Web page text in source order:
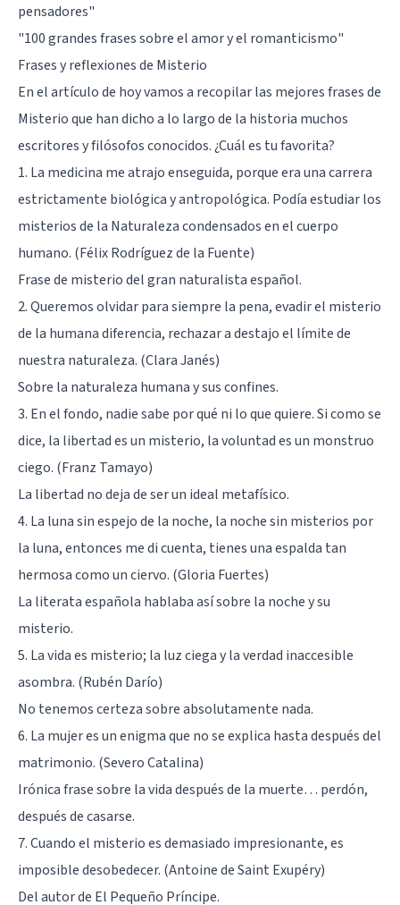
pensadores"
"100 grandes frases sobre el amor y el romanticismo"
Frases y reflexiones de Misterio
En el artículo de hoy vamos a recopilar las mejores frases de
Misterio que han dicho a lo largo de la historia muchos
escritores y filósofos conocidos. ¿Cuál es tu favorita?
1. La medicina me atrajo enseguida, porque era una carrera
estrictamente biológica y antropológica. Podía estudiar los
misterios de la Naturaleza condensados en el cuerpo
humano. (Félix Rodríguez de la Fuente)
Frase de misterio del gran naturalista español.
2. Queremos olvidar para siempre la pena, evadir el misterio
de la humana diferencia, rechazar a destajo el límite de
nuestra naturaleza. (Clara Janés)
Sobre la naturaleza humana y sus confines.
3. En el fondo, nadie sabe por qué ni lo que quiere. Si como se
dice, la libertad es un misterio, la voluntad es un monstruo
ciego. (Franz Tamayo)
La libertad no deja de ser un ideal metafísico.
4. La luna sin espejo de la noche, la noche sin misterios por
la luna, entonces me di cuenta, tienes una espalda tan
hermosa como un ciervo. (Gloria Fuertes)
La literata española hablaba así sobre la noche y su
misterio.
5. La vida es misterio; la luz ciega y la verdad inaccesible
asombra. (Rubén Darío)
No tenemos certeza sobre absolutamente nada.
6. La mujer es un enigma que no se explica hasta después del
matrimonio. (Severo Catalina)
Irónica frase sobre la vida después de la muerte… perdón,
después de casarse.
7. Cuando el misterio es demasiado impresionante, es
imposible desobedecer. (Antoine de Saint Exupéry)
Del autor de El Pequeño Príncipe.